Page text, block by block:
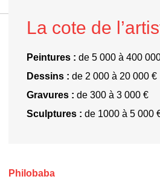
La cote de
Peintures : de 5 000 à 400
Dessins : de 2 000 à 20 000 €
Gravures : de 300 à 3 000 €
Sculptures : de 1000 à 5 000
Philobaba